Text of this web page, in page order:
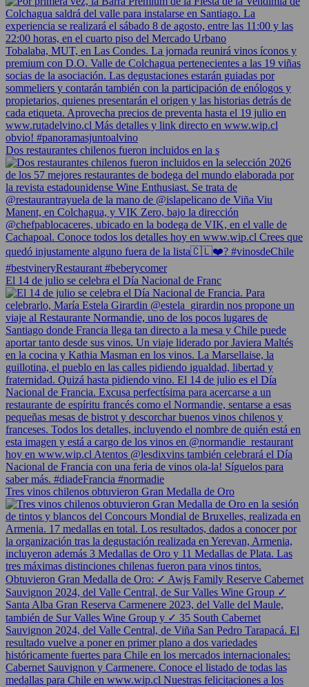
Dos restaurantes chilenos fueron incluidos en la s
El 14 de julio se celebra el Día Nacional de Franc
Tres vinos chilenos obtuvieron Gran Medalla de Oro